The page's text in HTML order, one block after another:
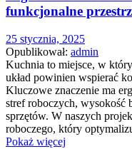
funkcjonalne
25 stycznia, 2025
Opublikował: admin
Kuchnia to miejsce, w
układ powinien wspierać
Kluczowe znaczenie ma
stref roboczych, wysokość
sprzętów. W naszych
roboczego, który
Pokaż więcej